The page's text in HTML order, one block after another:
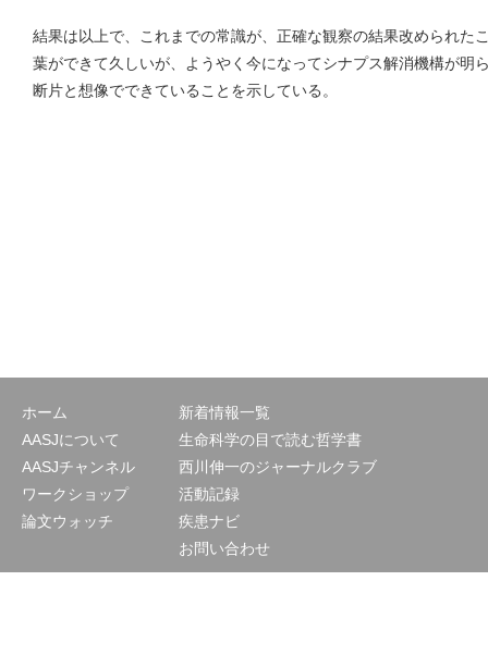
結果は以上で、これまでの常識が、正確な観察の結果改められた
葉ができて久しいが、ようやく今になってシナプス解消機構が明
断片と想像でできていることを示している。
ホーム
AASJについて
AASJチャンネル
ワークショップ
論文ウォッチ
新着情報一覧
生命科学の目で読む哲学書
西川伸一のジャーナルクラブ
活動記録
疾患ナビ
お問い合わせ